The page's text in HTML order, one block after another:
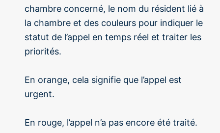
chambre concerné, le nom du résident lié à
la chambre et des couleurs pour indiquer le
statut de l’appel en temps réel et traiter les
priorités.
En orange, cela signifie que l’appel est
urgent.
En rouge, l’appel n’a pas encore été traité.